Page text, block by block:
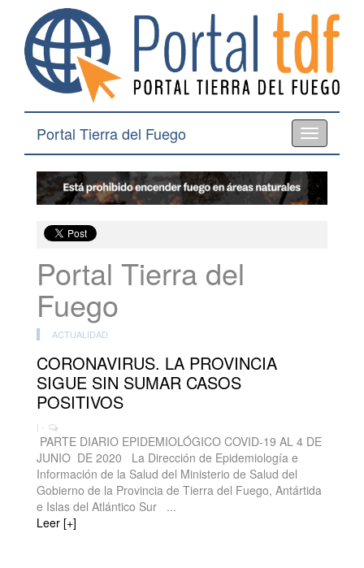
Toggle
navigation
Portal Tierra del Fuego
Portal Tierra del
Fuego
ACTUALIDAD
CORONAVIRUS. LA PROVINCIA
SIGUE SIN SUMAR CASOS
POSITIVOS
| -
PARTE DIARIO EPIDEMIOLÓGICO COVID-19 AL 4 DE
JUNIO DE 2020 La Dirección de Epidemiología e
Información de la Salud del Ministerio de Salud del
Gobierno de la Provincia de Tierra del Fuego, Antártida
e Islas del Atlántico Sur ...
Leer [+]